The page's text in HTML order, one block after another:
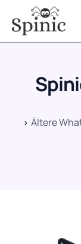
Preise
KontaktÄltere